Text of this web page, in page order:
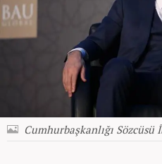
Cumhurbaşkanlığı Sözcüsü